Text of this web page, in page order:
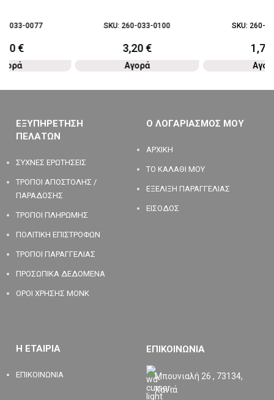
033-0077
€
SKU: 260-033-0100
3,20€
Αγορά
SKU: 260-
1,70
ΕΞΥΠΗΡΕΤΗΣΗ
ΠΕΛΑΤΩΝ
ΣΥΧΝΕΣ ΕΡΩΤΗΣΕΙΣ
ΤΡΟΠΟΙ ΑΠΟΣΤΟΛΗΣ /
ΠΑΡΑΔΟΣΗΣ
ΤΡΟΠΟΙ ΠΛΗΡΩΜΗΣ
ΠΟΛΙΤΙΚΗ ΕΠΙΣΤΡΟΦΩΝ
ΤΡΟΠΟΙ ΠΑΡΑΓΓΕΛΙΑΣ
ΠΡΟΣΩΠΙΚΑ ΔΕΔΟΜΕΝΑ
ΟΡΟΙ ΧΡΗΣΗΣ MONK
Ο ΛΟΓΑΡΙΑΣΜΟΣ ΜΟΥ
ΑΡΧΙΚΗ
ΤΟ ΚΑΛΑΘΙ ΜΟΥ
ΕΞΕΛΙΞΗ ΠΑΡΑΓΓΕΛΙΑΣ
ΕΙΣΟΔΟΣ
Η ΕΤΑΙΡΙΑ
ΕΠΙΚΟΙΝΩΝΙΑ
ΕΠΙΚΟΙΝΩΝΙΑ
Μπουνιαλή 26 , 73134,
Χανιά